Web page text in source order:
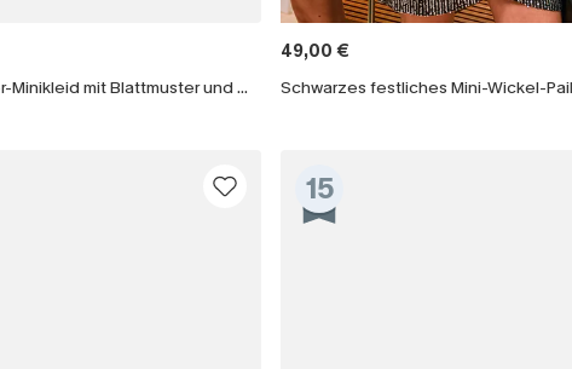
One-Shoulder-Minikleid mit Blattmuster und Gürtel
49,00 €
15
Mit dem Klick auf diese
einverstanden, exklusive